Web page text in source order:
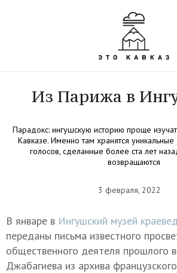
Из Парижа в
Парадокс: ингушскую историю проще
Кавказе. Именно там хранятся
голосов, сделанные более ста лет
возвращаются
3 февраля, 2022
В январе в Ингушский музей
переданы письма известного
общественного деятеля прошлого
Джабагиева из архива